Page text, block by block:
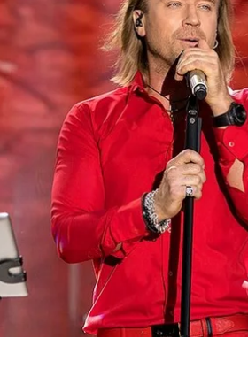
Аграрной партии.
партию, потому что мне
был из села, если бы я так
не собирал сегодня стадионы.
а наоборот, наше село
Поплавский отправятся в тур
запланирована на 4